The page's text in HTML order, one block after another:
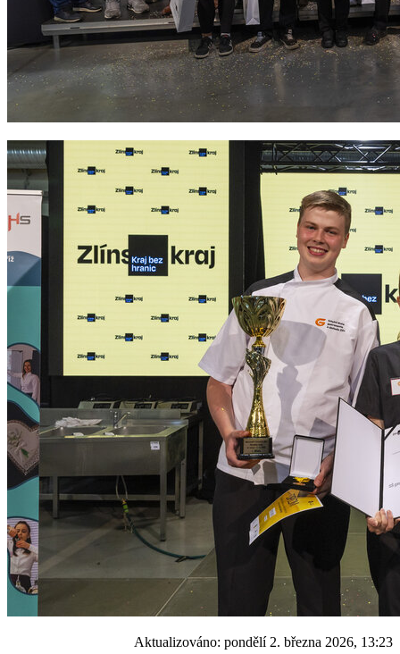
Aktualizováno: pondělí 2. března 2026, 13:23